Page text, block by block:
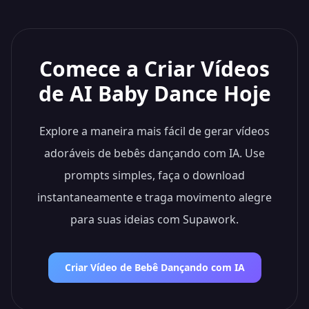
Comece a Criar Vídeos
de AI Baby Dance Hoje
Explore a maneira mais fácil de gerar vídeos
adoráveis de bebês dançando com IA. Use
prompts simples, faça o download
instantaneamente e traga movimento alegre
para suas ideias com Supawork.
Criar Vídeo de Bebê Dançando com IA
Close
MODELO DE IA REVOLUCIONÁRIO
🎬